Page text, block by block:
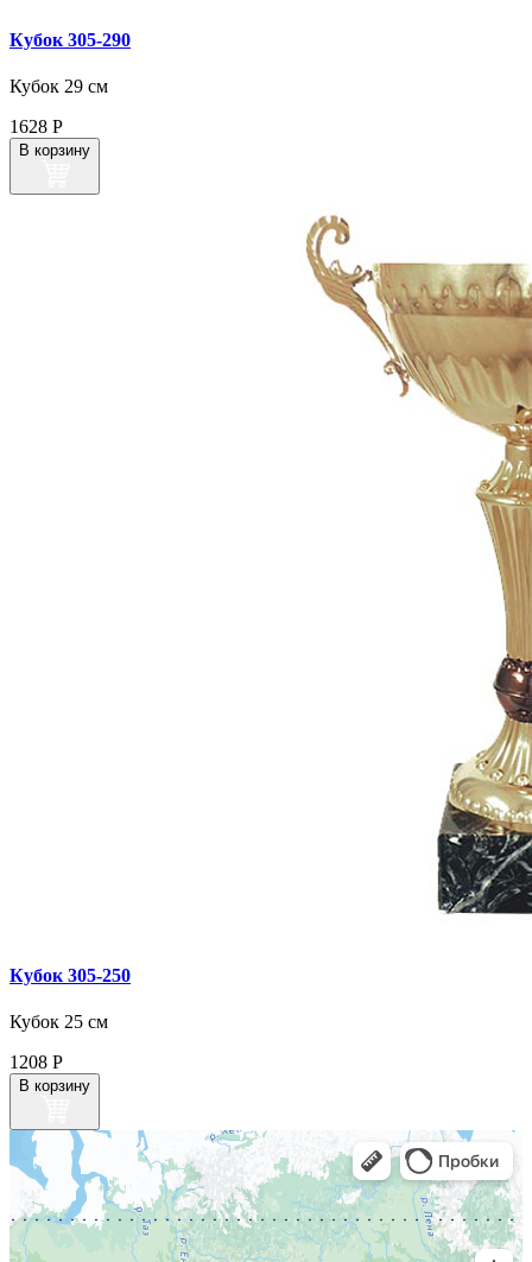
Кубок 305‑290
Кубок 29 см
1628 Р
В корзину
Кубок 305‑250
Кубок 25 см
1208 Р
В корзину